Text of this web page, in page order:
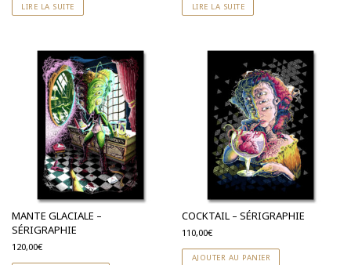
LIRE LA SUITE LIRE LA SUITE
MANTE GLACIALE –
SÉRIGRAPHIE
120,00€
COCKTAIL – SÉRIGRAPHIE
110,00€
AJOUTER AU PANIER